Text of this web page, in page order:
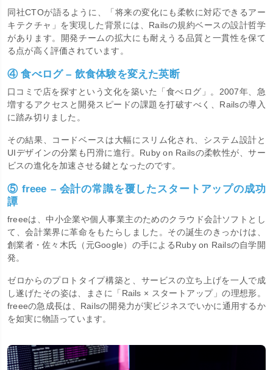
同社CTOが語るように、「将来の変化にも柔軟に対応できるアー
キテクチャ」を実現した背景には、Railsの規約ベースの設計哲学
があります。開発チームの拡大にも耐えうる品質と一貫性を保て
る点が高く評価されています。
④ 食べログ – 飲食体験を変えた英断
口コミで店を探すという文化を築いた「食べログ」。2007年、急
増するアクセスと開発スピードの課題を打破すべく、Railsの導入
に踏み切りました。
その結果、コードベースは大幅にスリム化され、システム設計と
UIデザインの分業も円滑に進行。Ruby on Railsの柔軟性が、サー
ビスの進化を加速させる鍵となったのです。
⑤ freee – 会計の常識を覆したスタートアップの成功
譚
freeeは、中小企業や個人事業主のためのクラウド会計ソフトとし
て、会計業界に革命をもたらしました。その誕生のきっかけは、
創業者・佐々木氏（元Google）の手によるRuby on Railsの自学開
発。
ゼロからのプロトタイプ構築と、サービスの立ち上げを一人で成
し遂げたその姿は、まさに「Rails × スタートアップ」の理想形。
freeeの急成長は、Railsの開発力が実ビジネスでいかに通用するか
を如実に物語っています。